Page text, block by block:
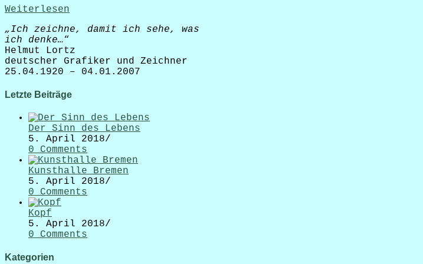
Weiterlesen
„Ich zeichne, damit ich sehe, was
ich denke…“
Helmut Lortz
deutscher Grafiker und Zeichner
25.04.1920 – 04.01.2007
Letzte Beiträge
Der Sinn des Lebens
5. April 2018/
0 Comments
Kunsthalle Bremen
5. April 2018/
0 Comments
Kopf
5. April 2018/
0 Comments
Kategorien